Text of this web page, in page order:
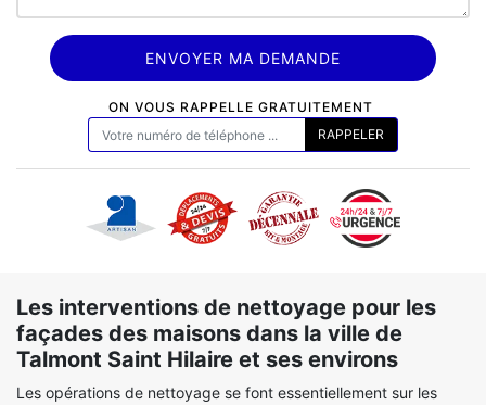
ON VOUS RAPPELLE GRATUITEMENT
Les interventions de nettoyage pour les
façades des maisons dans la ville de
Talmont Saint Hilaire et ses environs
Les opérations de nettoyage se font essentiellement sur les